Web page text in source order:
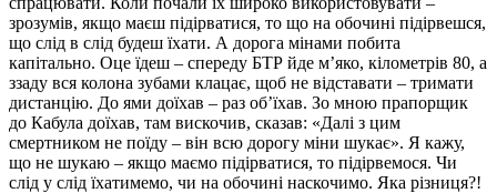
зрозумів, якщо маєш підірватися, то що на обочині підірвешся,
що слід в слід будеш їхати. А дорога мінами побита
капітально. Оце їдеш – спереду БТР йде м’яко, кілометрів 80, а
ззаду вся колона зубами клацає, щоб не відставати – тримати
дистанцію. До ями доїхав – раз об’їхав. Зо мною прапорщик
до Кабула доїхав, там вискочив, сказав: «Далі з цим
смертником не поїду – він всю дорогу міни шукає». Я кажу,
що не шукаю – якщо маємо підірватися, то підірвемося. Чи
слід у слід їхатимемо, чи на обочині наскочимо. Яка різниця?!